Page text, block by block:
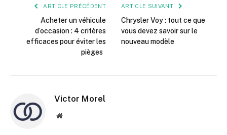
ARTICLE PRÉCÉDENT
Acheter un véhicule
d’occasion : 4 critères
efficaces pour éviter les
pièges
ARTICLE SUIVANT
Chrysler Voy : tout ce que
vous devez savoir sur le
nouveau modèle
Victor Morel
Site